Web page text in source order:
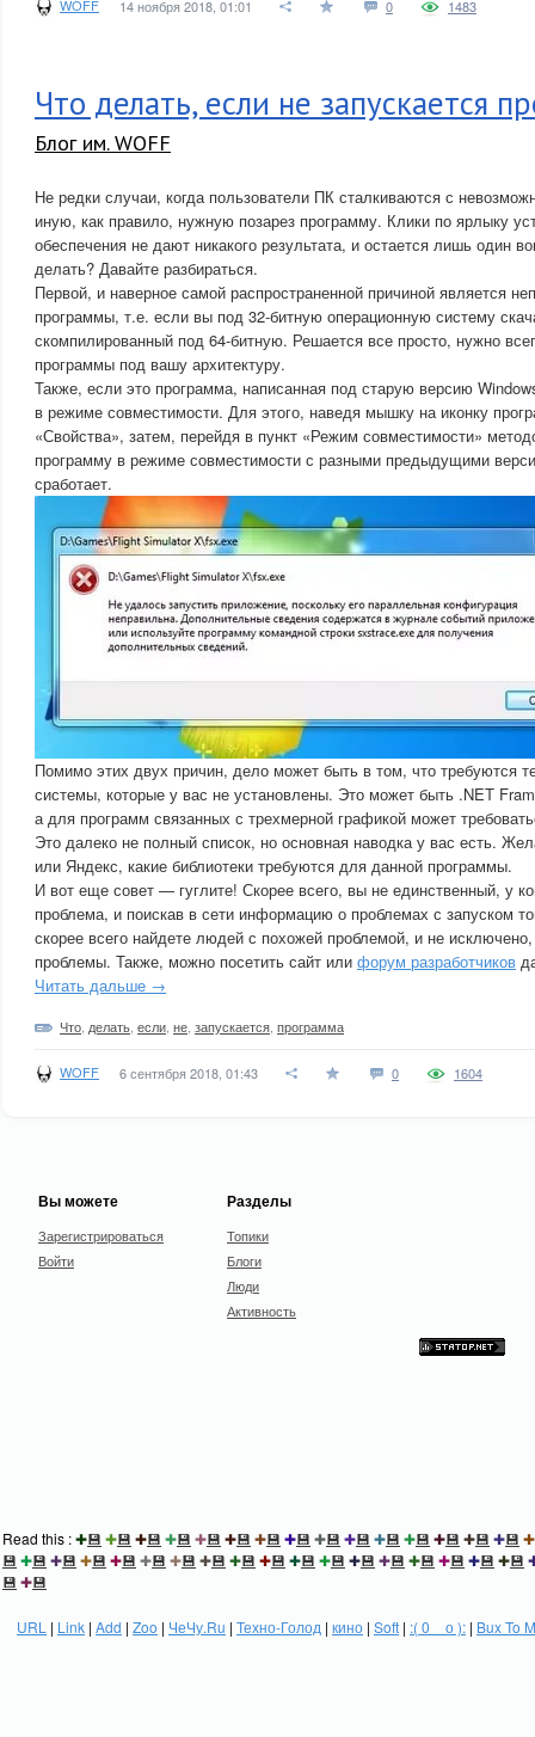
WOFF 14 ноября 2018, 01:01 0 1483
Что делать, если не запускается
Блог им. WOFF
Не редки случаи, когда пользователи ПК сталкиваются с
иную, как правило, нужную позарез программу. Клики по ярлыку
обеспечения не дают никакого результата, и остается лишь один
делать? Давайте разбираться.
Первой, и наверное самой распространенной причиной является
программы, т.е. если вы под 32-битную операционную систему
скомпилированный под 64-битную. Решается все просто, нужно
программы под вашу архитектуру.
Также, если это программа, написанная под старую версию
в режиме совместимости. Для этого, наведя мышку на иконку
«Свойства», затем, перейдя в пункт «Режим совместимости»
программу в режиме совместимости с разными предыдущими
сработает.
Помимо этих двух причин, дело может быть в том, что требуются
системы, которые у вас не установлены. Это может быть .NET
а для программ связанных с трехмерной графикой может
Это далеко не полный список, но основная наводка у вас есть.
или Яндекс, какие библиотеки требуются для данной программы.
И вот еще совет — гуглите! Скорее всего, вы не единственный, у
проблема, и поискав в сети информацию о проблемах с запуском
скорее всего найдете людей с похожей проблемой, и не
проблемы. Также, можно посетить сайт или форум разработчиков
Читать дальше →
Что делать если не запускается программа
WOFF 6 сентября 2018, 01:43 0 1604
Вы можете
Зарегистрироваться
Войти
Разделы
Топики
Блоги
Люди
Активность
Read this :✚💾 ✚💾 ✚💾 ✚💾 ✚💾 ✚💾 ✚💾 ✚💾 ✚💾 ✚💾 ✚💾 ✚💾 ✚💾 ✚💾 ✚💾 ✚
💾 ✚💾 ✚💾 ✚💾 ✚💾 ✚💾 ✚💾 ✚💾 ✚💾 ✚💾 ✚💾 ✚💾 ✚💾 ✚💾 ✚💾 ✚💾 ✚💾 ✚💾
💾 ✚💾
URL | Link | Add | Zoo | ЧеЧу.Ru | Техно-Голод | кино | Soft | :( 0 _ о ): | Bux To